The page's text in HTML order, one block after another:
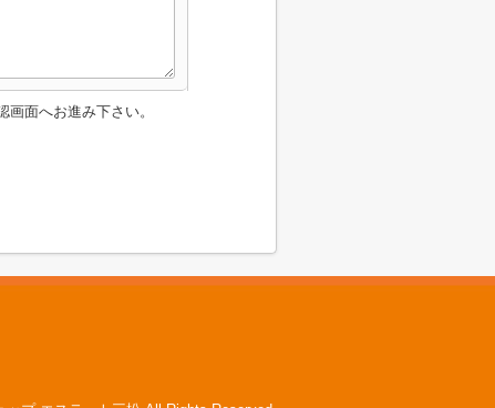
面へお進み下さい。